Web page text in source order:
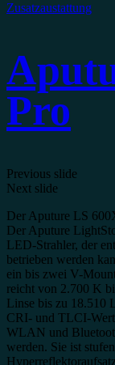
Zusatzaustattung
Pro
Previous slide
Next slide
Der Aputure LS
Der Aputure
LED-Strahler, der
betrieben werden
ein bis zwei V-
reicht von 2.700 K
Linse bis zu 18.510
CRI- und TLCI-
WLAN und
werden. Sie ist